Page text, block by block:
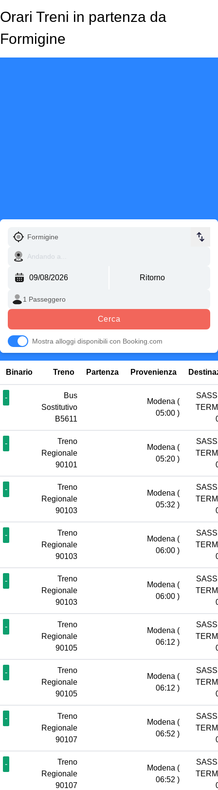
Orari Treni in partenza da
Formigine
Cerca
Mostra alloggi disponibili con Booking.com
Binario Treno Partenza Provenienza
-
Bus
Sostitutivo
B5611
Modena (
05:00 )
-
Treno
Regionale
90101
Modena (
05:20 )
-
Treno
Regionale
90103
Modena (
05:32 )
-
Treno
Regionale
90103
Modena (
06:00 )
-
Treno
Regionale
90103
Modena (
06:00 )
-
Treno
Regionale
90105
Modena (
06:12 )
-
Treno
Regionale
90105
Modena (
06:12 )
-
Treno
Regionale
90107
Modena (
06:52 )
-
Treno
Regionale
90107
Modena (
06:52 )